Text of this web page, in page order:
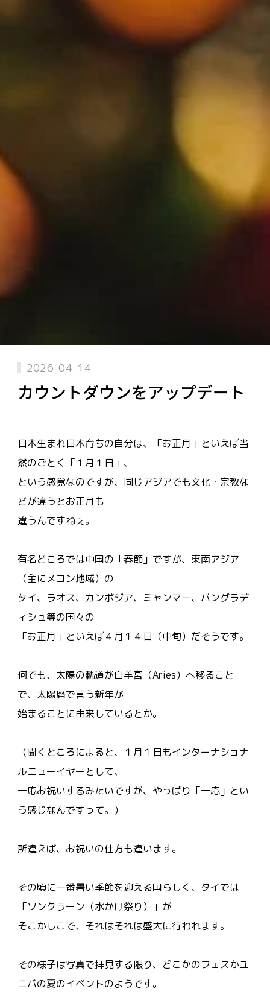
2026-04-14
カウントダウンをアップデート
日本生まれ日本育ちの自分は、「お正月」といえば当
然のごとく「１月１日」、
という感覚なのですが、同じアジアでも文化・宗教な
どが違うとお正月も
違うんですねぇ。
有名どころでは中国の「春節」ですが、東南アジア
（主にメコン地域）の
タイ、ラオス、カンボジア、ミャンマー、バングラデ
ィシュ等の国々の
「お正月」といえば４月１４日（中旬）だそうです。
何でも、太陽の軌道が白羊宮（Aries）へ移ること
で、太陽暦で言う新年が
始まることに由来しているとか。
（聞くところによると、１月１日もインターナショナ
ルニューイヤーとして、
一応お祝いするみたいですが、やっぱり「一応」とい
う感じなんですって。）
所違えば、お祝いの仕方も違います。
その頃に一番暑い季節を迎える国らしく、タイでは
「ソンクラーン（水かけ祭り）」が
そこかしこで、それはそれは盛大に行われます。
その様子は写真で拝見する限り、どこかのフェスかユ
ニバの夏のイベントのようです。